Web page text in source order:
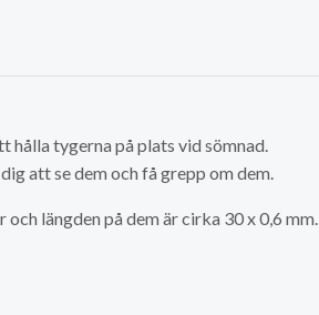
hålla tygerna på plats vid sömnad.
att se dem och få grepp om dem.
längden på dem är cirka 30 x 0,6 mm.